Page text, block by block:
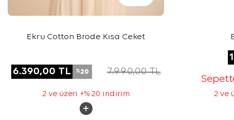
Ekru Cotton Brode Kısa Ceket
6.390,00 TL %20 7.990,00TL
2 ve üzeri +% 20 indirim 2 ve